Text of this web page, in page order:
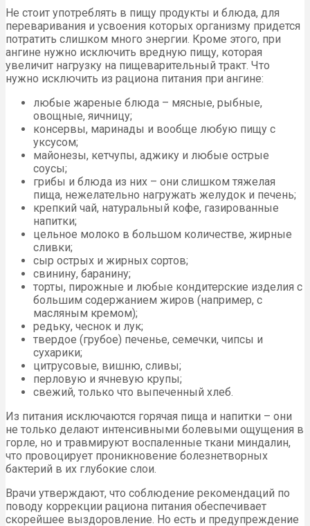
Не стоит употреблять в пищу продукты и блюда, для
переваривания и усвоения которых организму придется
потратить слишком много энергии. Кроме этого, при
ангине нужно исключить вредную пищу, которая
увеличит нагрузку на пищеварительный тракт. Что
нужно исключить из рациона питания при ангине:
любые жареные блюда – мясные, рыбные,
овощные, яичницу;
консервы, маринады и вообще любую пищу с
уксусом;
майонезы, кетчупы, аджику и любые острые
соусы;
грибы и блюда из них – они слишком тяжелая
пища, нежелательно нагружать желудок и печень;
крепкий чай, натуральный кофе, газированные
напитки;
цельное молоко в большом количестве, жирные
сливки;
сыр острых и жирных сортов;
свинину, баранину;
торты, пирожные и любые кондитерские изделия с
большим содержанием жиров (например, с
масляным кремом);
редьку, чеснок и лук;
твердое (грубое) печенье, семечки, чипсы и
сухарики;
цитрусовые, вишню, сливы;
перловую и ячневую крупы;
свежий, только что выпеченный хлеб.
Из питания исключаются горячая пища и напитки – они
не только делают интенсивными болевыми ощущения в
горле, но и травмируют воспаленные ткани миндалин,
что провоцирует проникновение болезнетворных
бактерий в их глубокие слои.
Врачи утверждают, что соблюдение рекомендаций по
поводу коррекции рациона питания обеспечивает
скорейшее выздоровление. Но есть и предупреждение